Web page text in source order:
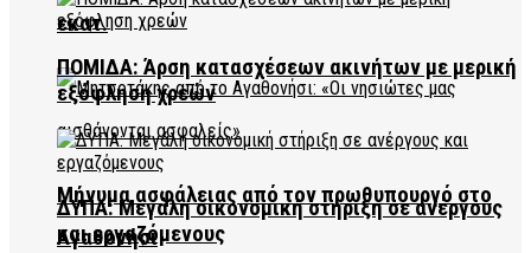
εκατ.
Μήνυμα ασφάλειας από τον πρωθυπουργό στο
Αγαθονήσι
ΠΟΜΙΔΑ: Άρση κατασχέσεων ακινήτων με μερική
εξόφληση χρεών
ΔΥΠΑ: Μεγάλη οικονομική στήριξη σε ανέργους
και εργαζόμενους